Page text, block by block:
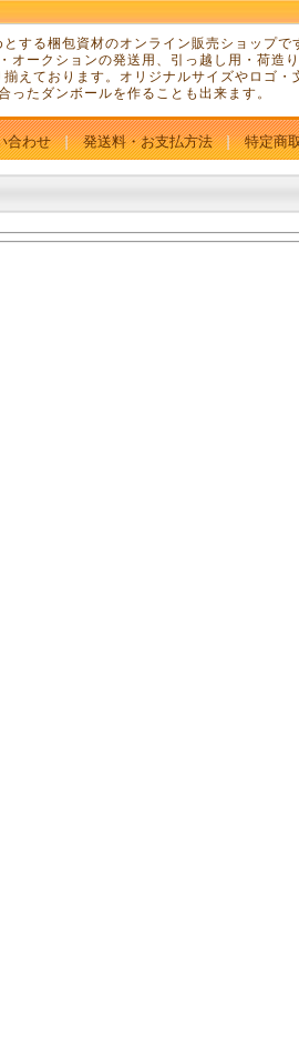
する梱包資材のオンライン販売ショップで
オークションの発送用、引っ越し用・荷造
えております。オリジナルサイズやロゴ・
ったダンボールを作ることも出来ます。
合わせ 発送料・お支払方法 特定商